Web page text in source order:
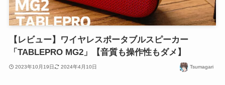
【レビュー】ワイヤレスポータブルスピーカー
「TABLEPRO MG2」【音質も操作性もダメ】
2023年10月19日 2024年4月10日 Tsumagari